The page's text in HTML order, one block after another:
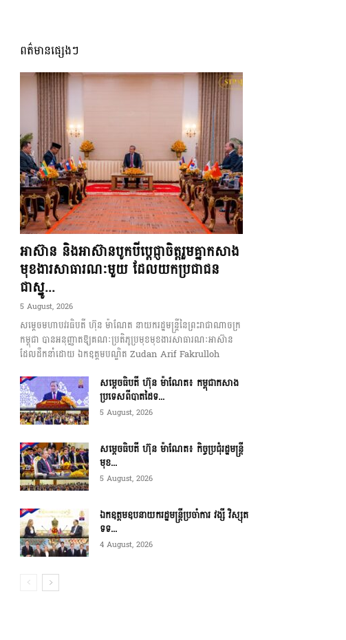
ពត៌មានផ្សេងៗ
អាស៊ាន និងអាស៊ានបូកបីប្តេជ្ញាចិត្តរួមគ្នាកសាង
មុខងារសាធារណៈមួយ ដែលយកប្រជាជន
ជាស្នូ...
5 August, 2026
សម្តេចមហាបវរធិបតី ហ៊ុន ម៉ាណែត នាយករដ្ឋមន្ត្រីនៃព្រះរាជាណាចក្រ
កម្ពុជា បានអនុញ្ញាតឱ្យគណៈប្រតិភូប្រមុខមុខងារសាធារណៈអាស៊ាន
ដែលដឹកនាំដោយ ឯកឧត្តមបណ្ឌិត Zudan Arif Fakrulloh
សម្ដេចធិបតី ហ៊ុន ម៉ាណែត៖ កម្ពុជាកសាង
ប្រទេសពីបាតដៃទ...
5 August, 2026
សម្ដេចធិបតី ហ៊ុន ម៉ាណែត៖ កិច្ចប្រជុំរដ្ឋមន្ត្រី
មុខ...
5 August, 2026
ឯកឧត្តមឧបនាយករដ្ឋមន្ត្រីប្រចាំការ វង្សី វិស្សុត
ទទ...
4 August, 2026